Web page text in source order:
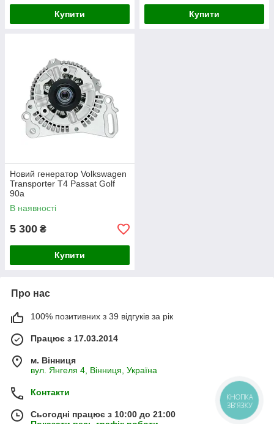
Купити Купити
Новий генератор Volkswagen
Transporter T4 Passat Golf
90а
В наявності
5 300 ₴
Купити
Про нас
100% позитивних з 39 відгуків за рік
Працює з 17.03.2014
м. Вінниця
вул. Янгеля 4, Вінниця, Україна
Контакти
Сьогодні працює з 10:00 до 21:00
КНОПКА
ЗВ'ЯЗКУ